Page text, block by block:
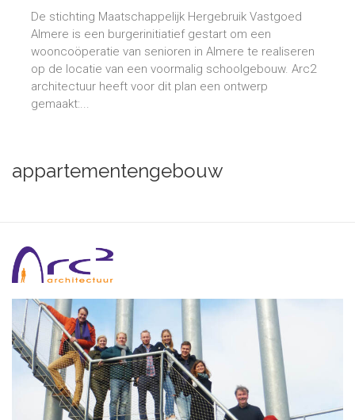
De stichting Maatschappelijk Hergebruik Vastgoed
Almere is een burgerinitiatief gestart om een
wooncoöperatie van senioren in Almere te realiseren
op de locatie van een voormalig schoolgebouw. Arc2
architectuur heeft voor dit plan een ontwerp
gemaakt:...
appartementengebouw